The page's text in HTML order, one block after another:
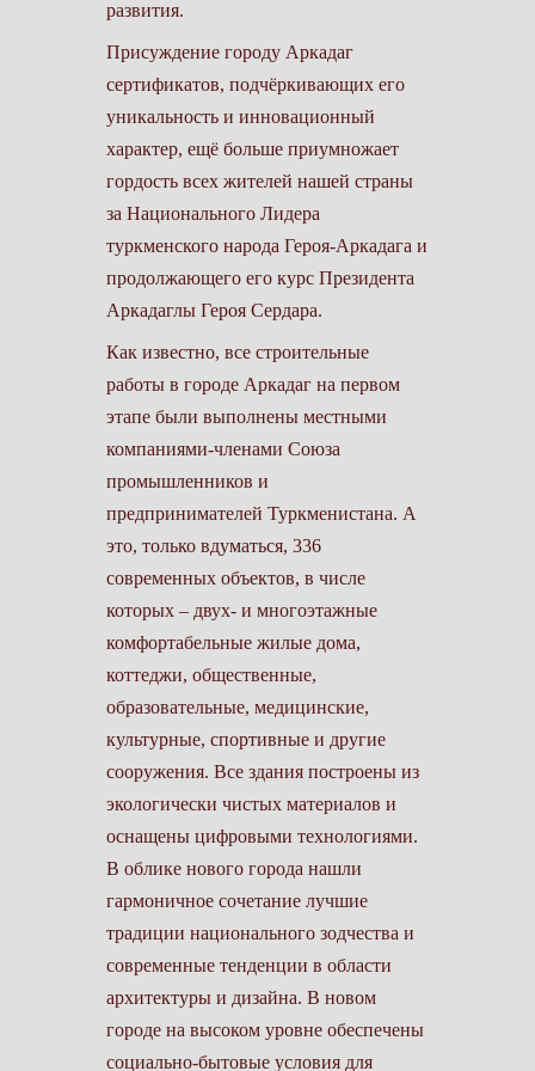
развития.
Присуждение городу Аркадаг
сертификатов, подчёркивающих его
уникальность и инновационный
характер, ещё больше приумножает
гордость всех жителей нашей страны
за Национального Лидера
туркменского народа ­Героя-Аркадага и
продолжающего его курс Президента
Аркадаглы Героя Сердара.
Как известно, все строительные
работы в городе Аркадаг на первом
этапе были выполнены местными
компаниями-членами Союза
промышленников и
предпринимателей Туркменистана. А
это, только вдуматься, 336
современных объектов, в числе
которых – двух- и многоэтажные
комфортабельные жилые дома,
коттеджи, общественные,
образовательные, медицинские,
культурные, спортивные и другие
сооружения. Все здания построены из
экологически чистых материа­лов и
оснащены цифровыми технологиями.
В облике нового города нашли
гармоничное сочетание лучшие
традиции национального зодчества и
сов­ременные тенденции в области
архитектуры и дизайна. В новом
городе на высоком уровне обеспечены
социально-бытовые условия для